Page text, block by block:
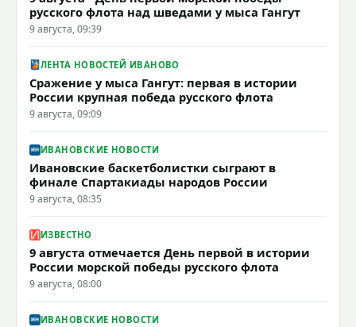
русского флота над шведами у мыса Гангут
9 августа, 09:39
ЛЕНТА НОВОСТЕЙ ИВАНОВО
Сражение у мыса Гангут: первая в истории
России крупная победа русского флота
9 августа, 09:09
ИВАНОВСКИЕ НОВОСТИ
Ивановские баскетболистки сыграют в
финале Спартакиады народов России
9 августа, 08:35
ИЗВЕСТНО
9 августа отмечается День первой в истории
России морской победы русского флота
9 августа, 08:00
ИВАНОВСКИЕ НОВОСТИ